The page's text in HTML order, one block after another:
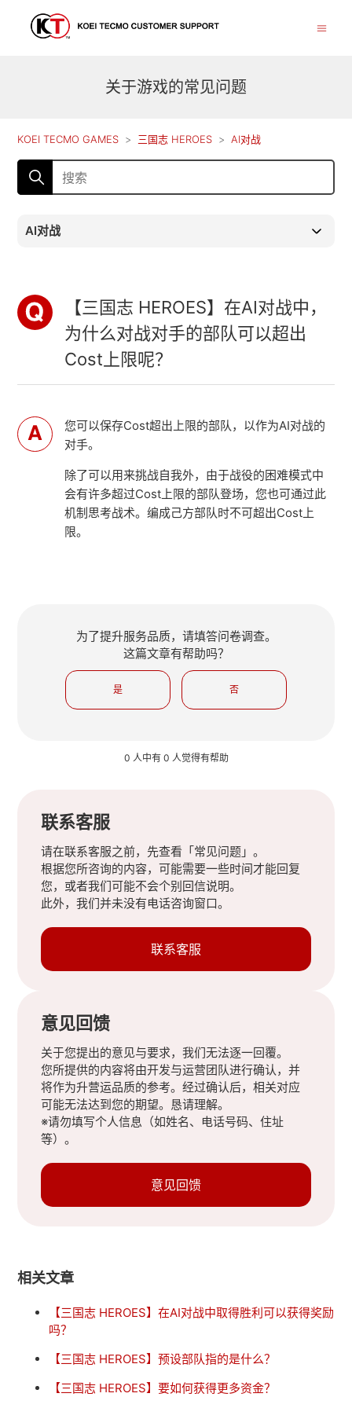
关于游戏的常见问题
KOEI TECMO GAMES 三国志 HEROES AI对战
AI对战
【三国志 HEROES】在AI对战中，
为什么对战对手的部队可以超出
Cost上限呢？
您可以保存Cost超出上限的部队，以作为AI对战的
对手。
除了可以用来挑战自我外，由于战役的困难模式中
会有许多超过Cost上限的部队登场，您也可通过此
机制思考战术。编成己方部队时不可超出Cost上
限。
为了提升服务品质，请填答问卷调查。
这篇文章有帮助吗？
是 否
0 人中有 0 人觉得有帮助
联系客服
请在联系客服之前，先查看「常见问题」。
根据您所咨询的内容，可能需要一些时间才能回复
您，或者我们可能不会个别回信说明。
此外，我们并未没有电话咨询窗口。
联系客服
意见回馈
关于您提出的意见与要求，我们无法逐一回覆。
您所提供的内容将由开发与运营团队进行确认，并
将作为升营运品质的参考。经过确认后，相关对应
可能无法达到您的期望。恳请理解。
※请勿填写个人信息（如姓名、电话号码、住址
等）。
意见回馈
相关文章
【三国志 HEROES】在AI对战中取得胜利可以获得奖励
吗？
【三国志 HEROES】预设部队指的是什么？
【三国志 HEROES】要如何获得更多资金？